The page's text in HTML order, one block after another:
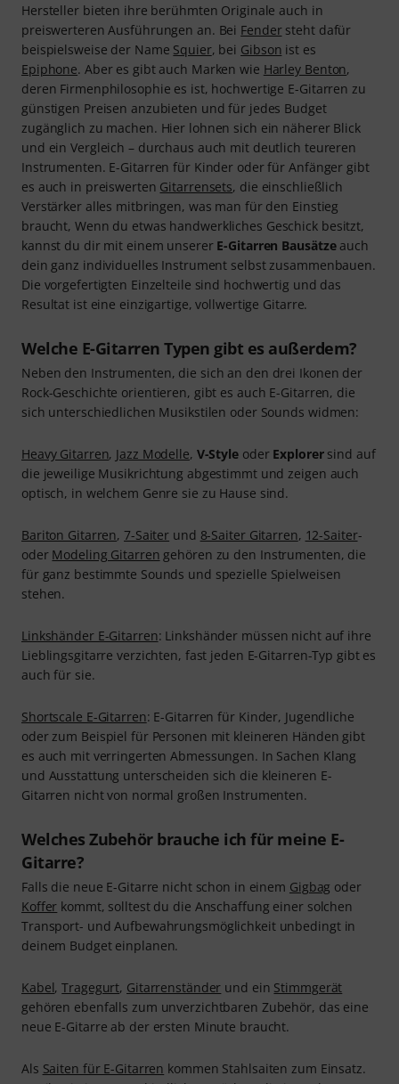
Hersteller bieten ihre berühmten Originale auch in
preiswerteren Ausführungen an. Bei Fendersteht dafür
beispielsweise der Name Squier, bei Gibson ist es
Epiphone. Aber es gibt auch Marken wie Harley Benton,
deren Firmenphilosophie es ist, hochwertige E-Gitarren zu
günstigen Preisen anzubieten und für jedes Budget
zugänglich zu machen. Hier lohnen sich ein näherer Blick
und ein Vergleich – durchaus auch mit deutlich teureren
Instrumenten. E-Gitarren für Kinder oder für Anfänger gibt
es auch in preiswerten Gitarrensets, die einschließlich
Verstärker alles mitbringen, was man für den Einstieg
braucht, Wenn du etwas handwerkliches Geschick besitzt,
kannst du dir mit einem unserer E-Gitarren Bausätzeauch
dein ganz individuelles Instrument selbst zusammenbauen.
Die vorgefertigten Einzelteile sind hochwertig und das
Resultat ist eine einzigartige, vollwertige Gitarre.
Welche E-Gitarren Typen gibt es außerdem?
Neben den Instrumenten, die sich an den drei Ikonen der
Rock-Geschichte orientieren, gibt es auch E-Gitarren, die
sich unterschiedlichen Musikstilen oder Sounds widmen:
Heavy Gitarren, Jazz Modelle, V-Styleoder Explorersind auf
die jeweilige Musikrichtung abgestimmt und zeigen auch
optisch, in welchem Genre sie zu Hause sind.
Bariton Gitarren,7-Saiter und 8-Saiter Gitarren, 12-Saiter-
oder Modeling Gitarren gehören zu den Instrumenten, die
für ganz bestimmte Sounds und spezielle Spielweisen
stehen.
Linkshänder E-Gitarren: Linkshänder müssen nicht auf ihre
Lieblingsgitarre verzichten, fast jeden E-Gitarren-Typ gibt es
auch für sie.
Shortscale E-Gitarren: E-Gitarren für Kinder, Jugendliche
oder zum Beispiel für Personen mit kleineren Händen gibt
es auch mit verringerten Abmessungen. In Sachen Klang
und Ausstattung unterscheiden sich die kleineren E-
Gitarren nicht von normal großen Instrumenten.
Welches Zubehör brauche ich für meine E-
Gitarre?
Falls die neue E-Gitarre nicht schon in einem Gigbag oder
Koffer kommt, solltest du die Anschaffung einer solchen
Transport- und Aufbewahrungsmöglichkeit unbedingt in
deinem Budget einplanen.
Kabel,Tragegurt, Gitarrenständer und ein Stimmgerät
gehören ebenfalls zum unverzichtbaren Zubehör, das eine
neue E-Gitarre ab der ersten Minute braucht.
Als Saiten für E-Gitarren kommen Stahlsaiten zum Einsatz.